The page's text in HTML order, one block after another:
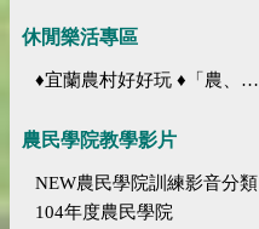
休閒樂活專區
♦宜蘭農村好好玩 ♦「農、藝、山、水」四條遊程推薦
農民學院教學影片
NEW農民學院訓練影音分類
104年度農民學院